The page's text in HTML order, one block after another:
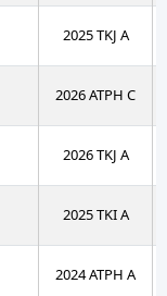
2025 TKJ A
2026 ATPH C
2026 TKJ A
2025 TKI A
2024 ATPH A